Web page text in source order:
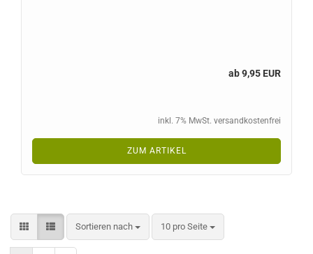
ab 9,95 EUR
inkl. 7% MwSt. versandkostenfrei
ZUM ARTIKEL
Sortieren nach 10 pro Seite